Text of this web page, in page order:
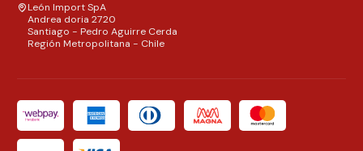
León Import SpA
Andrea doria 2720
Santiago - Pedro Aguirre Cerda
Región Metropolitana - Chile